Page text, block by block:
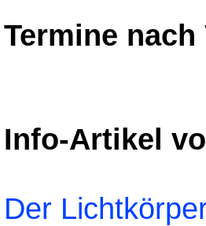
Termine
Info-Artikel
Der